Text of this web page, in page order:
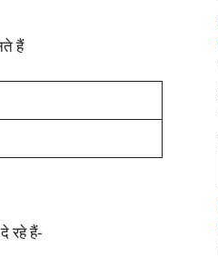
हैं
रहे हैं-